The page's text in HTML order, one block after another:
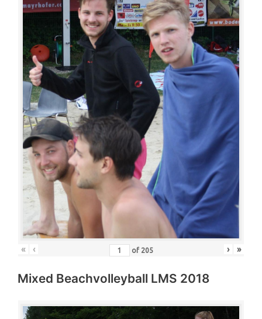
« ‹ of 205 › »
Mixed Beachvolleyball LMS 2018